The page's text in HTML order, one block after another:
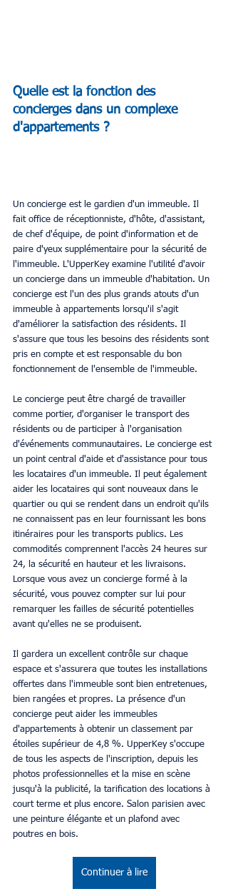
Quelle est la fonction des
concierges dans un complexe
d'appartements ?
Un concierge est le gardien d'un immeuble. Il
fait office de réceptionniste, d'hôte, d'assistant,
de chef d'équipe, de point d'information et de
paire d'yeux supplémentaire pour la sécurité de
l'immeuble. L'UpperKey examine l'utilité d'avoir
un concierge dans un immeuble d'habitation. Un
concierge est l'un des plus grands atouts d'un
immeuble à appartements lorsqu'il s'agit
d'améliorer la satisfaction des résidents. Il
s'assure que tous les besoins des résidents sont
pris en compte et est responsable du bon
fonctionnement de l'ensemble de l'immeuble.
Le concierge peut être chargé de travailler
comme portier, d'organiser le transport des
résidents ou de participer à l'organisation
d'événements communautaires. Le concierge est
un point central d'aide et d'assistance pour tous
les locataires d'un immeuble. Il peut également
aider les locataires qui sont nouveaux dans le
quartier ou qui se rendent dans un endroit qu'ils
ne connaissent pas en leur fournissant les bons
itinéraires pour les transports publics. Les
commodités comprennent l'accès 24 heures sur
24, la sécurité en hauteur et les livraisons.
Lorsque vous avez un concierge formé à la
sécurité, vous pouvez compter sur lui pour
remarquer les failles de sécurité potentielles
avant qu'elles ne se produisent.
Il gardera un excellent contrôle sur chaque
espace et s'assurera que toutes les installations
offertes dans l'immeuble sont bien entretenues,
bien rangées et propres. La présence d'un
concierge peut aider les immeubles
d'appartements à obtenir un classement par
étoiles supérieur de 4,8 %. UpperKey s'occupe
de tous les aspects de l'inscription, depuis les
photos professionnelles et la mise en scène
jusqu'à la publicité, la tarification des locations à
court terme et plus encore. Salon parisien avec
une peinture élégante et un plafond avec
poutres en bois.
Continuer à lire